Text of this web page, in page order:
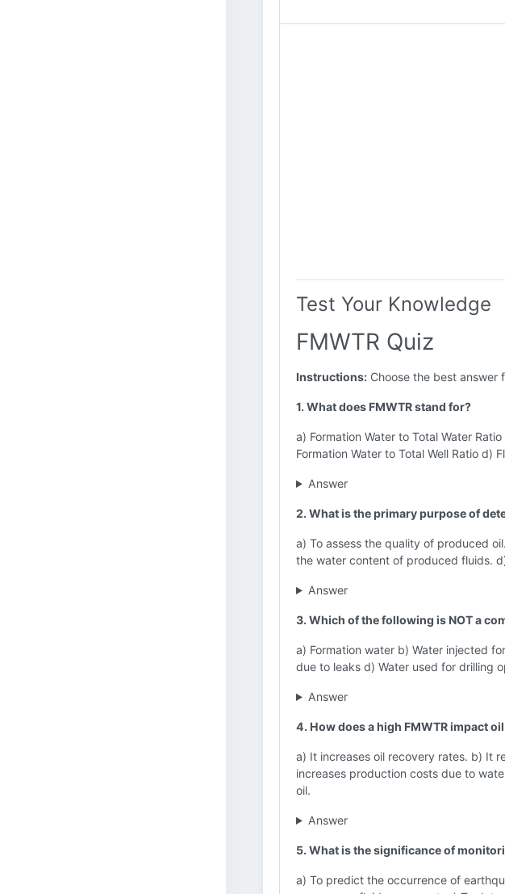
Test Your Knowledge
FMWTR Quiz
Instructions: Choose the best answer
1. What does FMWTR stand for?
a) Formation Water to Total Water
Formation Water to Total Well Ratio d)
Answer
2. What is the primary purpose of
a) To assess the quality of produced
the water content of produced fluids.
Answer
3. Which of the following is NOT a
a) Formation water b) Water injected
due to leaks d) Water used for drilling
Answer
4. How does a high FMWTR impact
a) It increases oil recovery rates. b) It
increases production costs due to
oil.
Answer
5. What is the significance of
a) To predict the occurrence of